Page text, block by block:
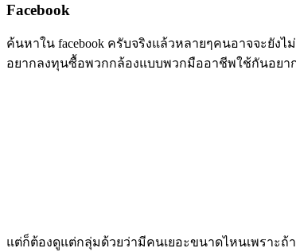
Facebook
ค้นหาใน facebook ครับจริงแล้วหลายๆคนอาจจะยัง
อยากลงทุนซื้อพวกกล้องแบบพวกมืออาชีพใช้กันอยาก
แต่ก็ต้องดูแต่กลุ่มด้วยว่ามีคนเยอะขนาดไหนเพราะ